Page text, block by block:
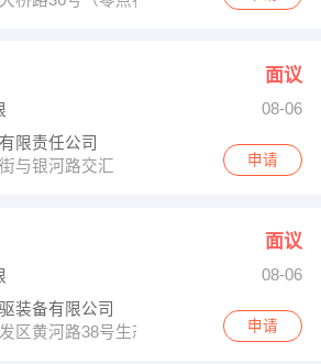
面议
08-06
限责任公司
与银河路交汇
申请
面议
08-06
装备有限公司
区黄河路38号生态谷
申请